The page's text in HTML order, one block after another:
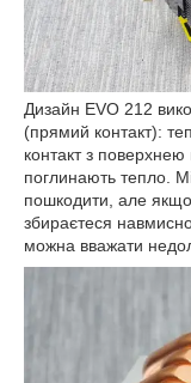
Дизайн EVO 212
(прямий контакт):
контакт з
поглинають тепло.
пошкодити, але
збираєтеся
можна вважати